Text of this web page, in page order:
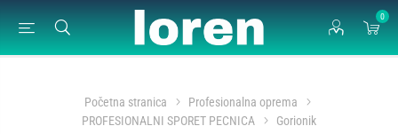
0
Početna stranica
Profesionalna oprema
PROFESIONALNI SPORET PECNICA
Gorionik